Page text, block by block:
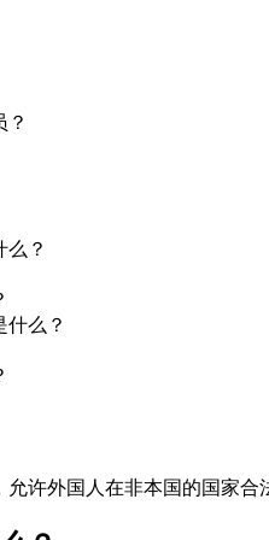
？
么？
什么？
许外国人在非本国的国家合